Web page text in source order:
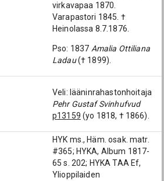
virkavapaa 1870.
Varapastori 1845. †
Heinolassa 8.7.1876.
Pso: 1837 Amalia Ottiliana
Ladau(† 1899).
Veli: lääninrahastonhoitaja
Pehr Gustaf Svinhufvud
p13159 (yo 1818, † 1866).
HYK ms., Häm. osak. matr.
#365; HYKA, Album 1817-
65 s. 202; HYKA TAA Ef,
Ylioppilaiden